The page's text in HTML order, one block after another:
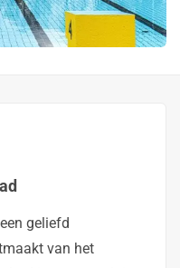
geliefd
van het